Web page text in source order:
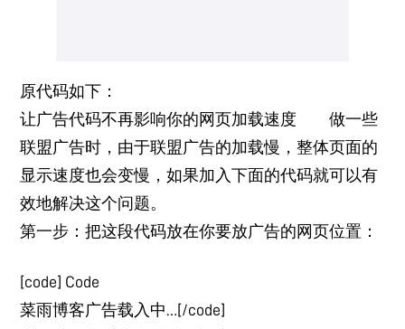
原代码如下：
让广告代码不再影响你的网页加载速度 做一些
联盟广告时，由于联盟广告的加载慢，整体页面的
显示速度也会变慢，如果加入下面的代码就可以有
效地解决这个问题。
第一步：把这段代码放在你要放广告的网页位置：
[code] Code
菜雨博客广告载入中… [/code]